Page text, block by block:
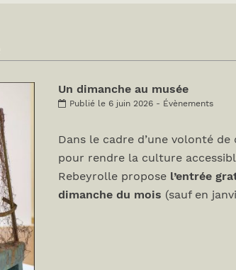
Un dimanche au musée
Publié le 6 juin 2026 - Évènements
Dans le cadre d’une volonté
pour rendre la culture
Rebeyrolle propose l’entrée
dimanche du mois (sauf en